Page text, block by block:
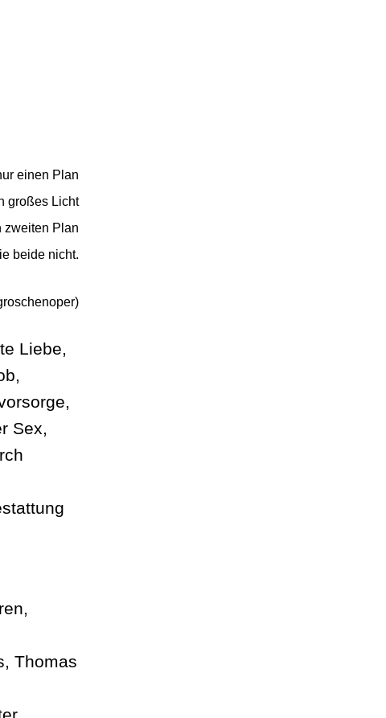
einen Plan
großes Licht
zweiten Plan
beide nicht.
Liebe,
Sex,
Thomas